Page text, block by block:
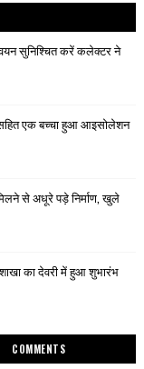
सुनिश्चित करें कलेक्टर ने
एक बच्चा हुआ आइसोलेशन
से अधूरे पड़े निर्माण, खुले
का देवरी में हुआ शुभारंभ
COMMENTS